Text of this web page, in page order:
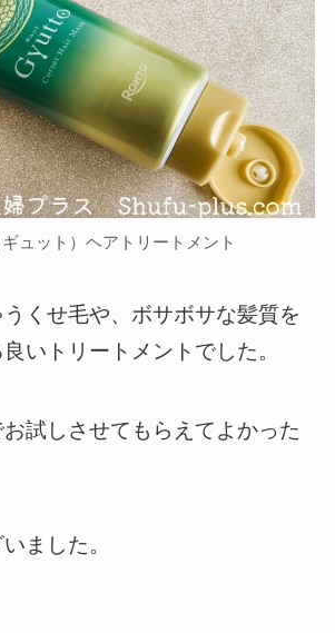
ュット）ヘアトリートメント
くせ毛や、ボサボサな髪質を
いトリートメントでした。
試しさせてもらえてよかった
ました。